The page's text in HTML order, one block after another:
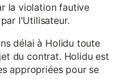
la violation fautive
l'Utilisateur.
délai à Holidu toute
du contrat. Holidu est
appropriées pour se